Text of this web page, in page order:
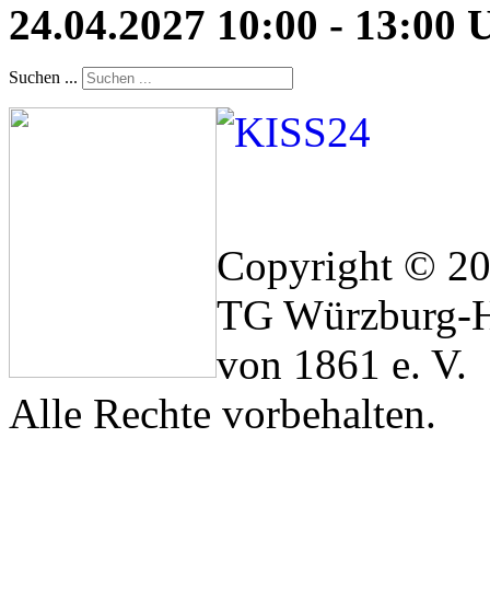
24.04.2027 10:00 - 13:00
Suchen ...
Copyright ©
TG Würzburg-
von 1861 e. V.
Alle Rechte vorbehalten.